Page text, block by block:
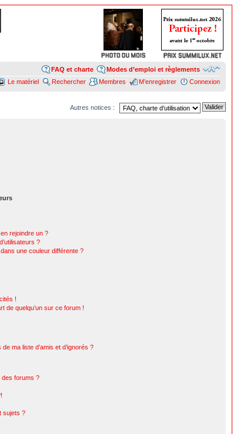
Modes d’emploi et règlements
FAQ et charte
Connexion
M’enregistrer
Membres
Rechercher
Le matériel
Autres notices :
rejoindre un ?
?
une couleur différente ?
!
de quelqu’un sur ce forum !
ma liste d’amis et d’ignorés ?
des forums ?
sujets ?